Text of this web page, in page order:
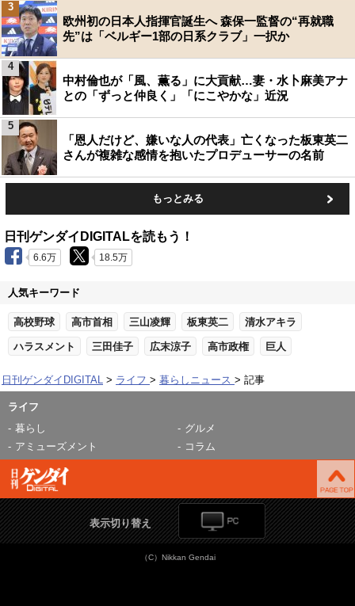
欧州初の日本人指揮官誕生へ 森保一監督の“再就職
先”は「ベルギー1部の日系クラブ」一択か
3
中村倫也が「風、薫る」に大貢献…妻・水卜麻美アナ
との「ずっと仲良く」「にこやかな」近況
4
「恩人だけど、嫌いな人の代表」亡くなった板東英二
さんが複雑な感情を抱いたプロデューサーの名前
5
もっとみる
日刊ゲンダイDIGITALを読もう！
6.6万 18.5万
人気キーワード
高校野球 高市首相 三山凌輝 板東英二 清水アキラ
ハラスメント 三田佳子 広末涼子 高市政権 巨人
日刊ゲンダイDIGITAL ライフ 暮らしニュース 記事
ライフ
暮らし
グルメ
アミューズメント
コラム
表示切り替え
（C）Nikkan Gendai